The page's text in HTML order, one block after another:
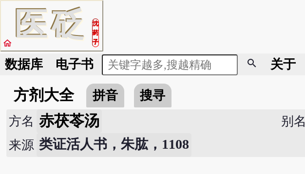
医砭
沈
药
子
home
数据库 电子书 search 关于
方剂大全 拼音
搜寻
方名 赤茯苓汤 别名
来源 类证活人书，朱肱，1108